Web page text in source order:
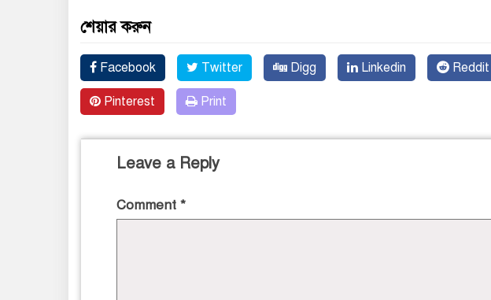
শেয়ার করুন
Facebook Twitter Digg Linkedin Reddit
Pinterest Print
Leave a Reply
Comment *